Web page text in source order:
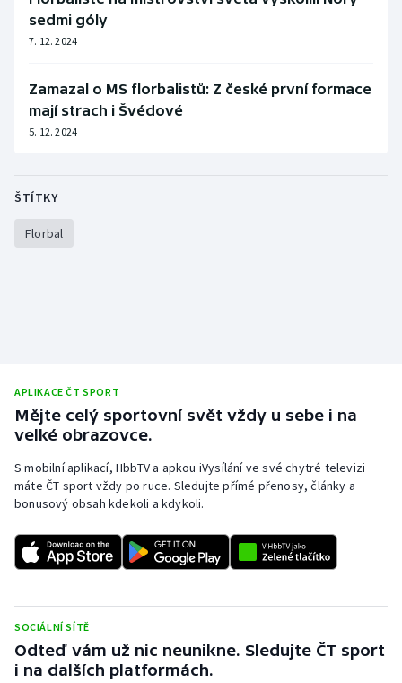
sedmi góly
7. 12. 2024
Zamazal o MS florbalistů: Z české první formace
mají strach i Švédové
5. 12. 2024
ŠTÍTKY
Florbal
APLIKACE ČT SPORT
Mějte celý sportovní svět vždy u sebe i na
velké obrazovce.
S mobilní aplikací, HbbTV a apkou iVysílání ve své chytré televizi
máte ČT sport vždy po ruce. Sledujte přímé přenosy, články a
bonusový obsah kdekoli a kdykoli.
SOCIÁLNÍ SÍTĚ
Odteď vám už nic neunikne. Sledujte ČT sport
i na dalších platformách.